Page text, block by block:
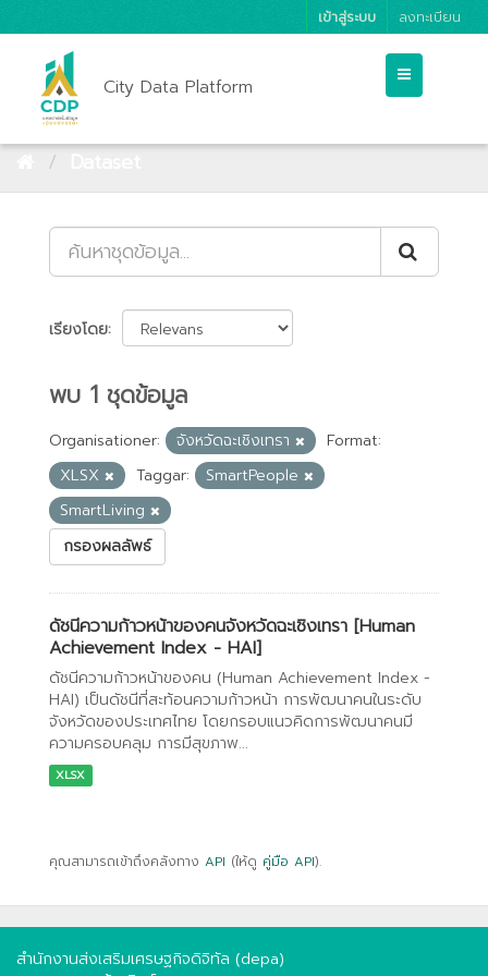
เข้าสู่ระบบ ลงทะเบียน
City Data Platform
เรียงโดย
พบ 1 ชุดข้อมูล
Organisationer: จังหวัดฉะเชิงเทรา
Format:
XLSX
Taggar:
SmartPeople
SmartLiving
กรองผลลัพธ์
ดัชนีความก้าวหน้าของคนจังหวัดฉะเชิงเทรา [Human
Achievement Index - HAI]
ดัชนีความก้าวหน้าของคน (Human Achievement Index -
HAI) เป็นดัชนีที่สะท้อนความก้าวหน้า การพัฒนาคนในระดับ
จังหวัดของประเทศไทย โดยกรอบแนวคิดการพัฒนาคนมี
ความครอบคลุม การมีสุขภาพ...
XLSX
คุณสามารถเข้าถึงคลังทาง API (ให้ดู คู่มือ API).
สำนักงานส่งเสริมเศรษฐกิจดิจิทัล (depa)